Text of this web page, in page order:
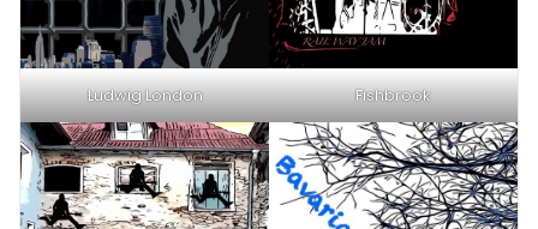
Ludwig London Fishbrook